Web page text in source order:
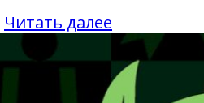
Читать далее